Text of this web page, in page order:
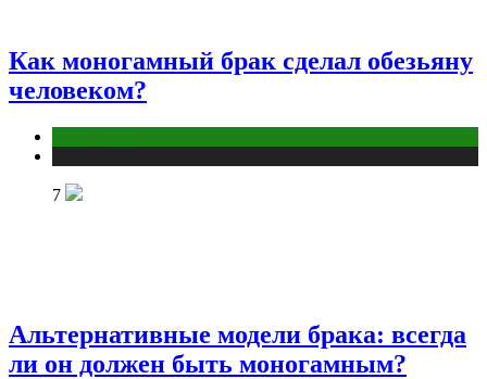
Как моногамный брак сделал обезьяну
человеком?
7
Альтернативные модели брака: всегда
ли он должен быть моногамным?